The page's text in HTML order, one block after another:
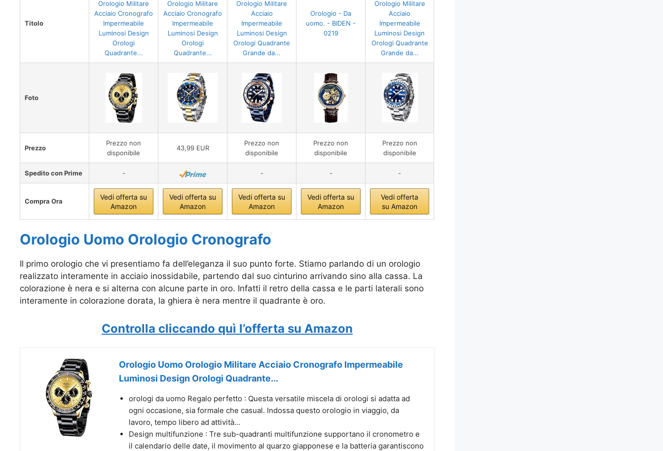
Titolo
Orologio Militare
Acciaio Cronografo
Impermeabile
Luminosi Design
Orologi
Quadrante...
Orologio Militare
Acciaio Cronografo
Impermeabile
Luminosi Design
Orologi
Quadrante...
Orologio Militare
Acciaio
Impermeabile
Luminosi Design
Orologi Quadrante
Grande da...
Orologio - Da
uomo. - BIDEN -
0219
Orologio Militare
Acciaio
Impermeabile
Luminosi Design
Orologi Quadrante
Grande da...
Foto
Prezzo
Prezzo non
disponibile
43,99 EUR
Prezzo non
disponibile
Prezzo non
disponibile
Prezzo non
disponibile
Spedito con Prime - - - -
Compra Ora
Vedi offerta su
Amazon
Vedi offerta su
Amazon
Vedi offerta su
Amazon
Vedi offerta su
Amazon
Vedi offerta
su Amazon
Orologio Uomo Orologio Cronografo
Il primo orologio che vi presentiamo fa dell’eleganza il suo punto forte. Stiamo parlando di un orologio
realizzato interamente in acciaio inossidabile, partendo dal suo cinturino arrivando sino alla cassa. La
colorazione è nera e si alterna con alcune parte in oro. Infatti il retro della cassa e le parti laterali sono
interamente in colorazione dorata, la ghiera è nera mentre il quadrante è oro.
Controlla cliccando quì l’offerta su Amazon
Orologio Uomo Orologio Militare Acciaio Cronografo Impermeabile
Luminosi Design Orologi Quadrante...
orologi da uomo Regalo perfetto : Questa versatile miscela di orologi si adatta ad
ogni occasione, sia formale che casual. Indossa questo orologio in viaggio, da
lavoro, tempo libero ad attività...
Design multifunzione : Tre sub-quadranti multifunzione supportano il cronometro e
il calendario delle date, il movimento al quarzo giapponese e la batteria garantiscono